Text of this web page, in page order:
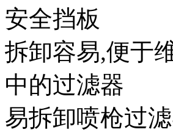
安全挡板
拆卸容易,便于
中的过滤器
易拆卸喷枪过